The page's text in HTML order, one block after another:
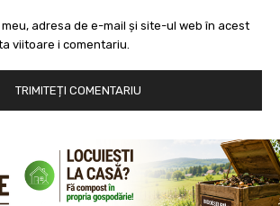
adresa de e-mail și site-ul web în acest
viitoare i comentariu.